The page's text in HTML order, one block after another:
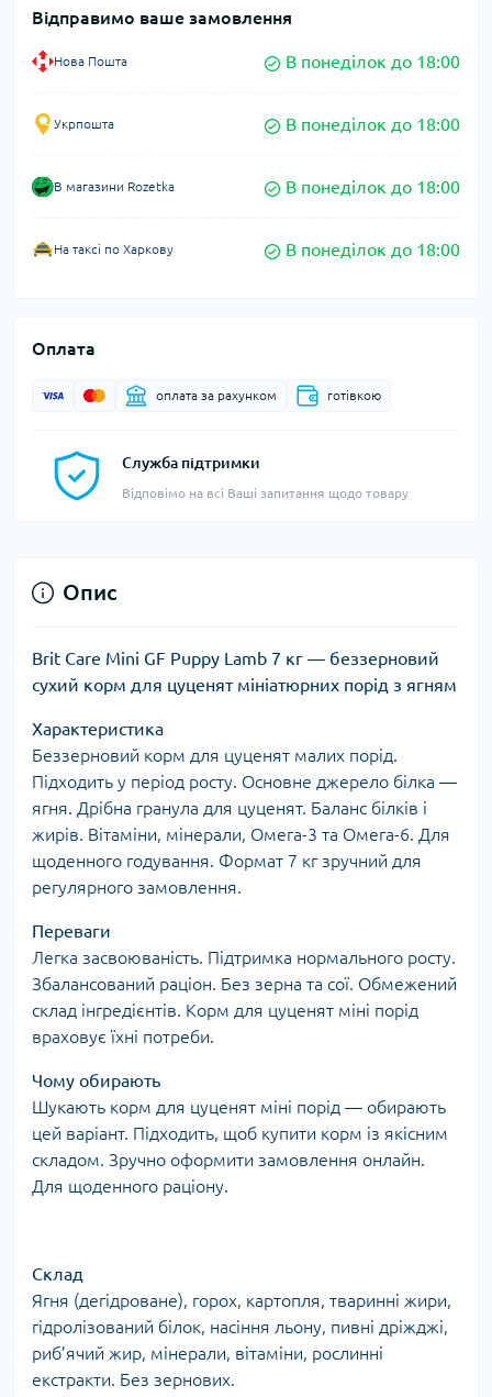
Відправимо ваше замовлення
Нова Пошта В понеділок до 18:00
Укрпошта В понеділок до 18:00
В магазини Rozetka В понеділок до 18:00
На таксі по Харкову В понеділок до 18:00
Оплата
оплата за рахунком готівкою
Служба підтримки
Відповімо на всі Ваші запитання щодо товару
Опис
Brit Care Mini GF Puppy Lamb 7 кг — беззерновий
сухий корм для цуценят мініатюрних порід з ягням
Характеристика
Беззерновий корм для цуценят малих порід.
Підходить у період росту. Основне джерело білка —
ягня. Дрібна гранула для цуценят. Баланс білків і
жирів. Вітаміни, мінерали, Омега-3 та Омега-6. Для
щоденного годування. Формат 7 кг зручний для
регулярного замовлення.
Переваги
Легка засвоюваність. Підтримка нормального росту.
Збалансований раціон. Без зерна та сої. Обмежений
склад інгредієнтів. Корм для цуценят міні порід
враховує їхні потреби.
Чому обирають
Шукають корм для цуценят міні порід — обирають
цей варіант. Підходить, щоб купити корм із якісним
складом. Зручно оформити замовлення онлайн.
Для щоденного раціону.
Склад
Ягня (дегідроване), горох, картопля, тваринні жири,
гідролізований білок, насіння льону, пивні дріжджі,
риб’ячий жир, мінерали, вітаміни, рослинні
екстракти. Без зернових.